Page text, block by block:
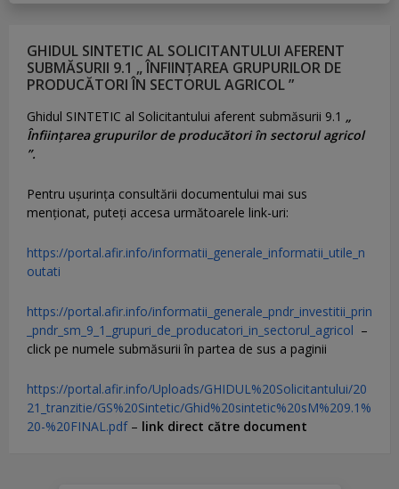
GHIDUL SINTETIC AL SOLICITANTULUI AFERENT
SUBMĂSURII 9.1 „ ÎNFIINȚAREA GRUPURILOR DE
PRODUCĂTORI ÎN SECTORUL AGRICOL ”
Ghidul SINTETIC al Solicitantului aferent submăsurii 9.1 „
Înființarea grupurilor de producători în sectorul agricol
”.
Pentru uşurinţa consultării documentului mai sus
menţionat, puteţi accesa următoarele link-uri:
https://portal.afir.info/informatii_generale_informatii_utile_n
outati
https://portal.afir.info/informatii_generale_pndr_investitii_prin
_pndr_sm_9_1_grupuri_de_producatori_in_sectorul_agricol –
click pe numele submăsurii în partea de sus a paginii
https://portal.afir.info/Uploads/GHIDUL%20Solicitantului/20
21_tranzitie/GS%20Sintetic/Ghid%20sintetic%20sM%209.1%
20-%20FINAL.pdf– link direct către document